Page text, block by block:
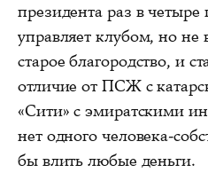
президента раз в четыре
управляет клубом, но не
старое благородство, и
отличие от ПСЖ с
«Сити» с эмиратскими
нет одного человека-
бы влить любые деньги.